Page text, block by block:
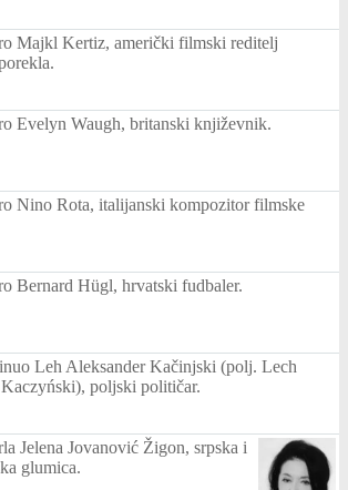
Majkl Kertiz, američki filmski reditelj
Evelyn Waugh, britanski književnik.
Nino Rota, italijanski kompozitor filmske
Bernard Hügl, hrvatski fudbaler.
Leh Aleksander Kačinjski (polj. Lech
poljski političar.
Jelena Jovanović Žigon, srpska i
glumica.